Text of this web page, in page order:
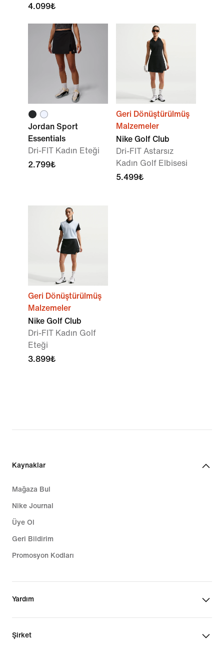
4.099₺
Jordan Sport
Essentials
Dri-FIT Kadın Eteği
2.799₺
Geri Dönüştürülmüş
Malzemeler
Nike Golf Club
Dri-FIT Astarsız
Kadın Golf Elbisesi
5.499₺
Geri Dönüştürülmüş
Malzemeler
Nike Golf Club
Dri-FIT Kadın Golf
Eteği
3.899₺
Kaynaklar
Mağaza Bul
Nike Journal
Üye Ol
Geri Bildirim
Promosyon Kodları
Yardım
Şirket